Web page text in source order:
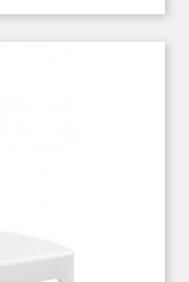
une sélection de
ainsi à
simple mais
évènements
est
meubles